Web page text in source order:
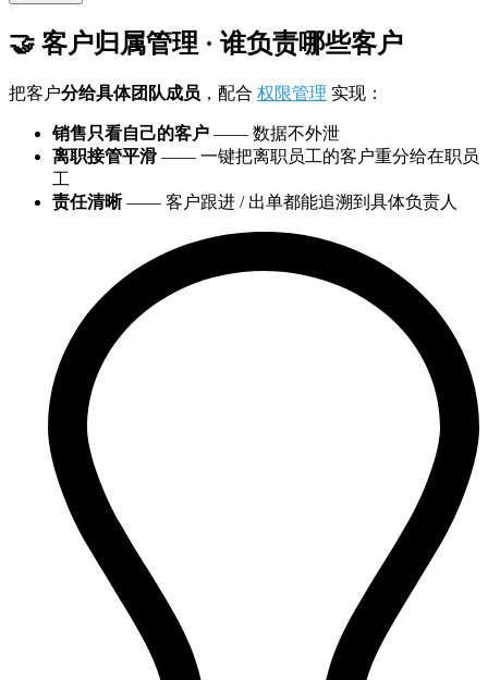
🤝 客户归属管理 · 谁负责哪些客户
把客户分给具体团队成员 ，配合 权限管理 实现：
销售只看自己的客户 —— 数据不外泄
离职接管平滑 —— 一键把离职员工的客户重分给在职员
工
责任清晰—— 客户跟进 / 出单都能追溯到具体负责人